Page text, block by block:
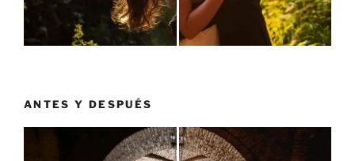
ANTES Y DESPUÉS